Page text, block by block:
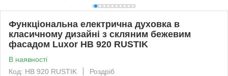
Функціональна електрична духовка в
класичному дизайні з скляним бежевим
фасадом Luxor HB 920 RUSTIK
В наявності
Код: HB 920 RUSTIK
Роздріб